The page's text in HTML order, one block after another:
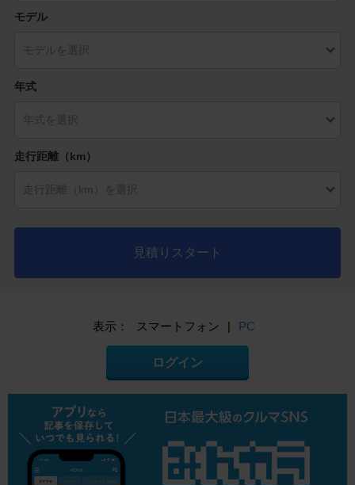
モデル
年式
走行距離（km）
見積りスタート
表示： スマートフォン | PC
ログイン